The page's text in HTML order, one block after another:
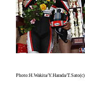
Photo:H.Wakita/Y.Harada/T.Sato(c)